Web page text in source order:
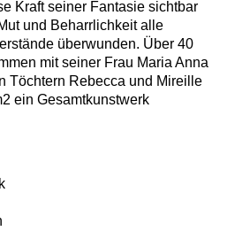
Kraft seiner Fantasie sichtbar
und Beharrlichkeit alle
überwunden. Über 40
mit seiner Frau Maria Anna
Töchtern Rebecca und Mireille
ein Gesamtkunstwerk